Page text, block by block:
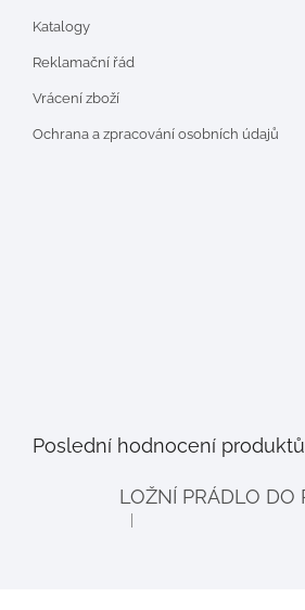
Katalogy
Reklamační řád
Vrácení zboží
Ochrana a zpracování osobních údajů
Poslední hodnocení produktů
Hodnocení produktu je 4 z